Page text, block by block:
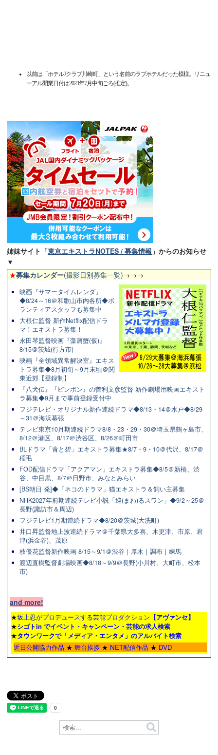
以前は「ホテルJクラブ川崎町」という名前のラブホテルだった模様。リニュ
ーアル開業日付は2023年7月中旬ごろ(推定)。
姉妹サイト「東京エキストラNOTES / 募集情報 」からのお知らせ
▼
★募集カレンダー(撮影日別募集一覧)→→→
映画『サマータイムレンダ』
◆8/24～16＠和歌山市内各所◆ボ
ランティアスタッフも募集中
大根仁監督 新作Netflix配信ドラ
マ！エキストラ募集！
永田琴監督映画『藻屑蟹(仮)』
8/15＠茨城(行方市)
映画『全領域異常解決室』エキス
トラ募集◆8月初旬～9月末頃＠関
東近郊【登録制】
『八犬伝』『ピンポン』の曽利文彦監督 新作劇場用映画エキスト
ラ募集◆9月まで事前登録受付中
フジテレビ・オリジナル新作連続ドラマ◆8/13・14＠水戸◆8/29
～31＠海浜幕張
テレビ東京10月期連続ドラマ8/8・23・29・30＠埼玉県鶴ヶ島市、
8/12＠港区、8/17＠渋谷区、8/26＠町田市
BLドラマ「青と碧」エキストラ募集★8/7・9・10＠代沢、8/17＠
稲毛
FOD配信ドラマ「アクアマン」エキストラ募集◆8/5＠新橋、渋
谷、中目黒、8/7＠日野市、みなとみらい
[BS朝日 発]◆「ネコのドラマ」猫エキストラ＆飼い主募集
NHK2027年前期連続テレビ小説「巡(まわ)るスワン」◆9/2～25＠
長野(諏訪市＆周辺)
フジテレビ1月期連続ドラマ◆8/20＠茨城(大洗町)
井口昇監督地上波連続ドラマ＠千葉県大多喜、木更津、市原、君
津(浜金谷)、茂原
枝優花監督新作映画 8/15～9/1＠渋谷｜厚木｜調布｜練馬
渡辺直樹監督劇場映画◆8/18～9/9＠長野(小川村、大町市、松本
市)
and more!
★坂上忍がプロデュースする芸能プロダクション 【アヴァンセ】
★シゴトin でイベント・キャンペーン・芸能の求人検索
★タウンワークで「メディア・エンタメ」のアルバイト検索
近日公開協力作品 ★ 舞台挨拶 ★ NET配信作品 ★ DVD